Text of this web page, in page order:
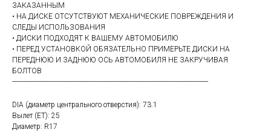
ЗАКАЗАННЫМ
• НА ДИСКЕ ОТСУТСТВУЮТ МЕХАНИЧЕСКИЕ ПОВРЕЖДЕНИЯ И
СЛЕДЫ ИСПОЛЬЗОВАНИЯ
• ДИСКИ ПОДХОДЯТ К ВАШЕМУ АВТОМОБИЛЮ
• ПЕРЕД УСТАНОВКОЙ ОБЯЗАТЕЛЬНО ПРИМЕРЬТЕ ДИСКИ НА
ПЕРЕДНЮЮ И ЗАДНЮЮ ОСЬ АВТОМОБИЛЯ НЕ ЗАКРУЧИВАЯ
БОЛТОВ
------------------------------------------------------------------------------------------------------------
DIA (диаметр центрального отверстия): 73.1
Вылет (ET): 25
Диаметр: R17